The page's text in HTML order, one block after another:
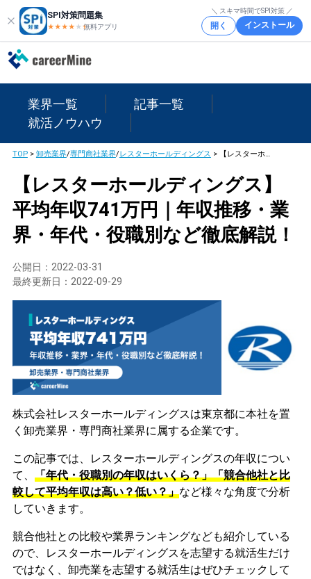
SPI対策問題集
★★★★ ★★
無料アプリ
＼ スキマ時間でSPI対策 ／
開く インストール
業界一覧
記事一覧
就活ノウハウ
TOP> 卸売業界/専門商社業界/レスターホールディングス > 【レスターホールディングス】平均年収741万円｜年収推移・業界・年代・役職別など徹底解説！
【レスターホールディングス】
平均年収741万円｜年収推移・業
界・年代・役職別など徹底解説！
公開日： 2022-03-31
最終更新日： 2022-09-29
株式会社レスターホールディングスは東京都に本社を置
く卸売業界・専門商社業界に属する企業です。
この記事では、レスターホールディングスの年収につい
て、 「年代・役職別の年収はいくら？」「競合他社と比
較して平均年収は高い？低い？」など様々な角度で分析
していきます。
競合他社との比較や業界ランキングなども紹介している
ので、レスターホールディングスを志望する就活生だけ
ではなく、卸売業を志望する就活生はぜひチェックして